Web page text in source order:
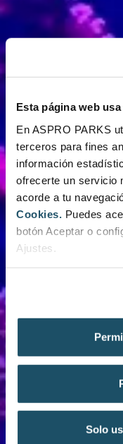
Esta página web
En ASPRO PARKS
terceros para fines
información
ofrecerte un servicio
acorde a tu
Cookies.
Puedes
botón Aceptar o
Ajustes.
Solo